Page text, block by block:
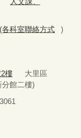
各科室聯絡方式 )
樓
大里區
館二樓)